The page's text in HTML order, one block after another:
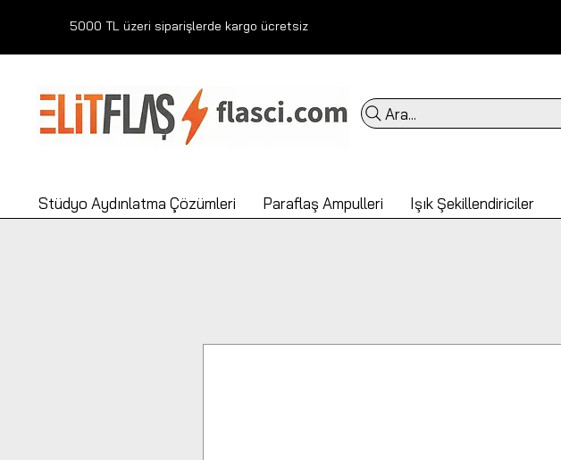
5000 TL üzeri siparişlerde kargo ücretsiz
Ara...
Stüdyo Aydınlatma Çözümleri Paraflaş Ampulleri Işık Şekillendiriciler